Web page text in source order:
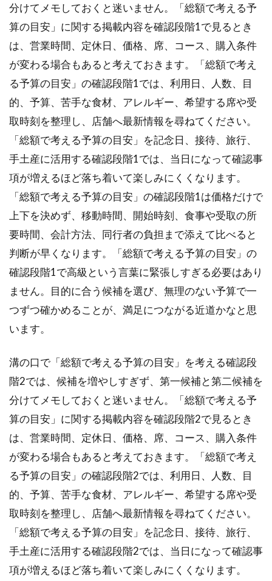
分けてメモしておくと迷いません。「総額で考える予
算の目安」に関する掲載内容を確認段階1で見るとき
は、営業時間、定休日、価格、席、コース、購入条件
が変わる場合もあると考えておきます。「総額で考え
る予算の目安」の確認段階1では、利用日、人数、目
的、予算、苦手な食材、アレルギー、希望する席や受
取時刻を整理し、店舗へ最新情報を尋ねてください。
「総額で考える予算の目安」を記念日、接待、旅行、
手土産に活用する確認段階1では、当日になって確認事
項が増えるほど落ち着いて楽しみにくくなります。
「総額で考える予算の目安」の確認段階1は価格だけで
上下を決めず、移動時間、開始時刻、食事や受取の所
要時間、会計方法、同行者の負担まで添えて比べると
判断が早くなります。「総額で考える予算の目安」の
確認段階1で高級という言葉に緊張しすぎる必要はあり
ません。目的に合う候補を選び、無理のない予算で一
つずつ確かめることが、満足につながる近道かなと思
います。
溝の口で「総額で考える予算の目安」を考える確認段
階2では、候補を増やしすぎず、第一候補と第二候補を
分けてメモしておくと迷いません。「総額で考える予
算の目安」に関する掲載内容を確認段階2で見るとき
は、営業時間、定休日、価格、席、コース、購入条件
が変わる場合もあると考えておきます。「総額で考え
る予算の目安」の確認段階2では、利用日、人数、目
的、予算、苦手な食材、アレルギー、希望する席や受
取時刻を整理し、店舗へ最新情報を尋ねてください。
「総額で考える予算の目安」を記念日、接待、旅行、
手土産に活用する確認段階2では、当日になって確認事
項が増えるほど落ち着いて楽しみにくくなります。